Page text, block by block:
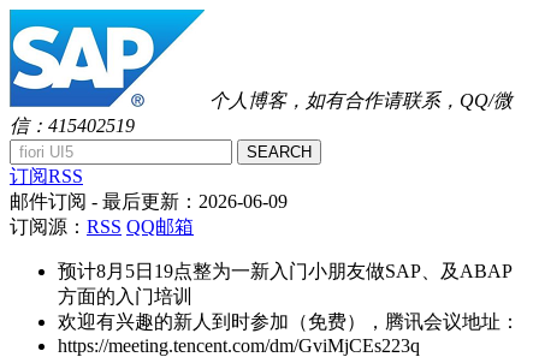
个人博客，如有合作请联系，QQ/微
信：415402519
SEARCH
订阅RSS
邮件订阅 - 最后更新： 2026-06-09
订阅源： RSS QQ邮箱
预计8月5日19点整为一新入门小朋友做SAP、及ABAP
方面的入门培训
欢迎有兴趣的新人到时参加（免费），腾讯会议地址：
https://meeting.tencent.com/dm/GviMjCEs223q